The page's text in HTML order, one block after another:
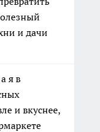
и дачи
я в
и вкуснее,